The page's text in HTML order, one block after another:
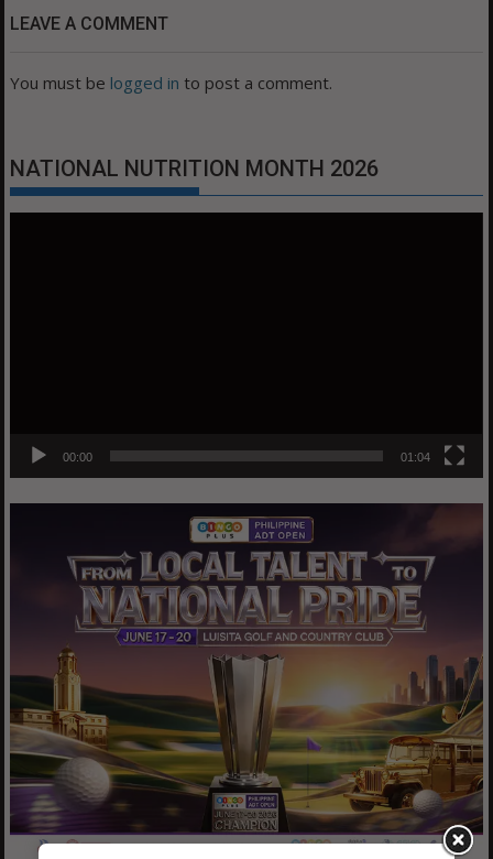
LEAVE A COMMENT
You must be logged in to post a comment.
NATIONAL NUTRITION MONTH 2026
00:00 01:04